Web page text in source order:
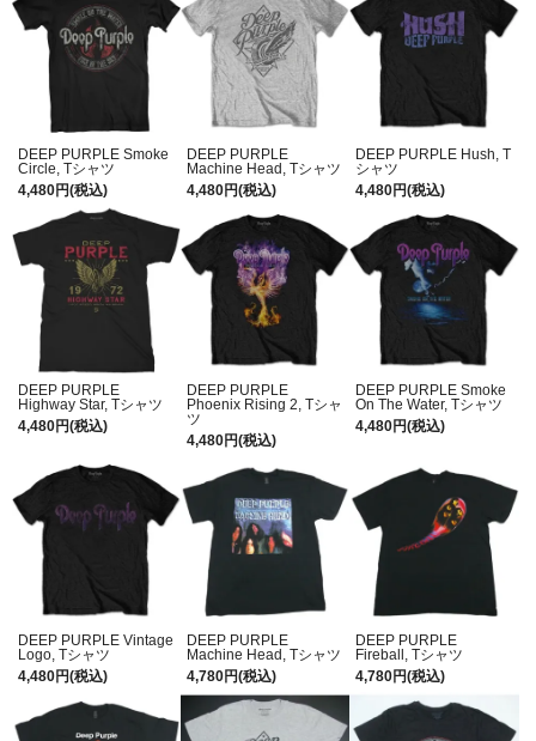
DEEP PURPLE Smoke
Circle, Tシャツ
4,480円(税込)
DEEP PURPLE
Machine Head, Tシャツ
4,480円(税込)
DEEP PURPLE Hush, T
シャツ
4,480円(税込)
DEEP PURPLE
Highway Star, Tシャツ
4,480円(税込)
DEEP PURPLE
Phoenix Rising 2, Tシャ
ツ
4,480円(税込)
DEEP PURPLE Smoke
On The Water, Tシャツ
4,480円(税込)
DEEP PURPLE Vintage
Logo, Tシャツ
4,480円(税込)
DEEP PURPLE
Machine Head, Tシャツ
4,780円(税込)
DEEP PURPLE
Fireball, Tシャツ
4,780円(税込)